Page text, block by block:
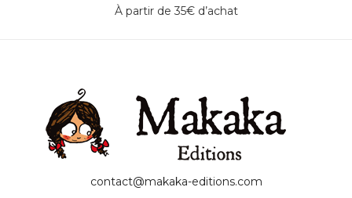
À partir de 35€ d’achat
contact@makaka-editions.com